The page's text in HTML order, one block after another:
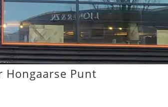
Hongaarse Punt